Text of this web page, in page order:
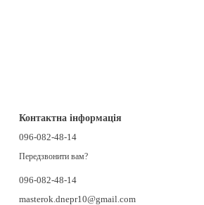
Контактна інформація
096-082-48-14
Передзвонити вам?
096-082-48-14
masterok.dnepr10@gmail.com